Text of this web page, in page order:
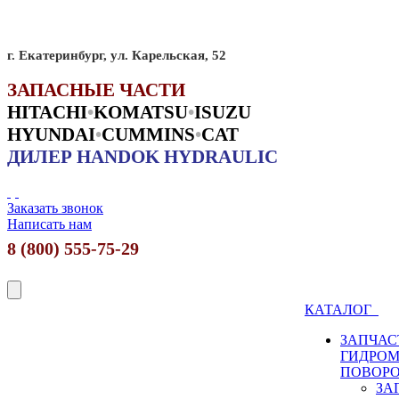
г. Екатеринбург, ул. Карельская, 52
ЗАПАСНЫЕ ЧАСТИ
HITACHI•KOMATSU•ISUZU
HYUNDAI•CUMMINS•CAT
ДИЛЕР HANDOK HYDRAULIC
Заказать звонок
Написать нам
8 (800) 555-75-29
КАТАЛОГ